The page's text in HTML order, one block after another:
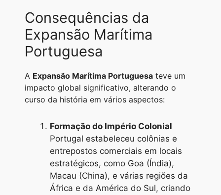
Consequências da
Expansão Marítima
Portuguesa
A Expansão Marítima Portuguesa teve um
impacto global significativo, alterando o
curso da história em vários aspectos:
Formação do Império Colonial
Portugal estabeleceu colônias e
entrepostos comerciais em locais
estratégicos, como Goa (Índia),
Macau (China), e várias regiões da
África e da América do Sul, criando